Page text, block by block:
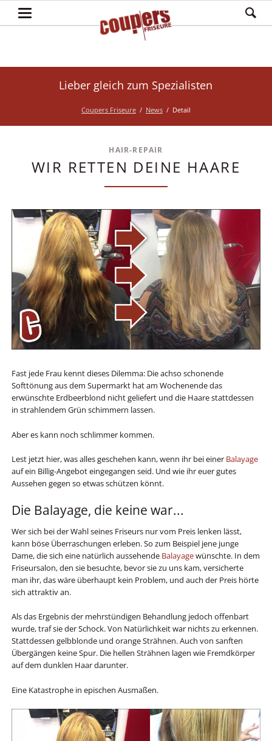
Lieber gleich zum Spezialisten
Coupers Friseure News Detail
HAIR-REPAIR
WIR RETTEN DEINE HAARE
Fast jede Frau kennt dieses Dilemma: Die achso schonende
Softtönung aus dem Supermarkt hat am Wochenende das
erwünschte Erdbeerblond nicht geliefert und die Haare stattdessen
in strahlendem Grün schimmern lassen.
Aber es kann noch schlimmer kommen.
Lest jetzt hier, was alles geschehen kann, wenn ihr bei einer Balayage
auf ein Billig-Angebot eingegangen seid. Und wie ihr euer gutes
Aussehen gegen so etwas schützen könnt.
Die Balayage, die keine war...
Wer sich bei der Wahl seines Friseurs nur vom Preis lenken lässt,
kann böse Überraschungen erleben. So zum Beispiel jene junge
Dame, die sich eine natürlich aussehende Balayagewünschte. In dem
Friseursalon, den sie besuchte, bevor sie zu uns kam, versicherte
man ihr, das wäre überhaupt kein Problem, und auch der Preis hörte
sich attraktiv an.
Als das Ergebnis der mehrstündigen Behandlung jedoch offenbart
wurde, traf sie der Schock. Von Natürlichkeit war nichts zu erkennen.
Stattdessen gelbblonde und orange Strähnen. Auch von sanften
Übergängen keine Spur. Die hellen Strähnen lagen wie Fremdkörper
auf dem dunklen Haar darunter.
Eine Katastrophe in epischen Ausmaßen.